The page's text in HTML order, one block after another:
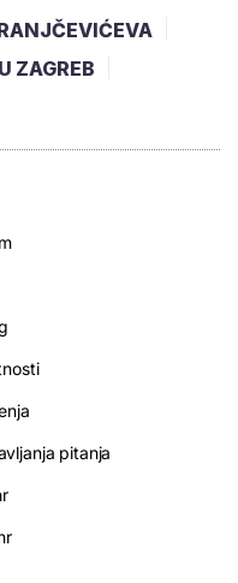
ZAGREB
pitanja